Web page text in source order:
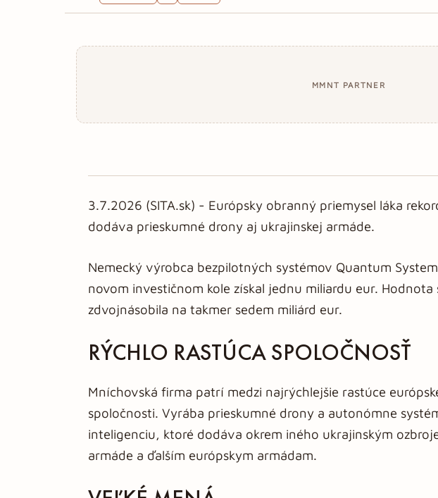
MMNT PARTNER
3.7.2026 (SITA.sk) - Európsky obranný priemysel láka
dodáva prieskumné drony aj ukrajinskej armáde.
Nemecký výrobca bezpilotných systémov Quantum
novom investičnom kole získal jednu miliardu eur.
zdvojnásobila na takmer sedem miliárd eur.
RÝCHLO RASTÚCA SPOLOČNOSŤ
Mníchovská firma patrí medzi najrýchlejšie rastúce
spoločnosti. Vyrába prieskumné drony a autonómne
inteligenciu, ktoré dodáva okrem iného ukrajinským
armáde a ďalším európskym armádam.